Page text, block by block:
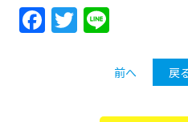
Facebook
Twitter
前へ 戻